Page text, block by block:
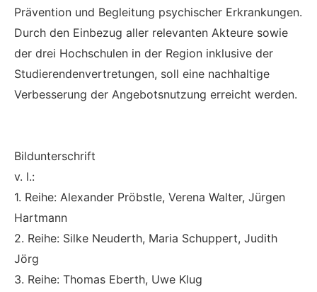
Prävention und Begleitung psychischer Erkrankungen.
Durch den Einbezug aller relevanten Akteure sowie
der drei Hochschulen in der Region inklusive der
Studierendenvertretungen, soll eine nachhaltige
Verbesserung der Angebotsnutzung erreicht werden.
Bildunterschrift
v. l.:
1. Reihe: Alexander Pröbstle, Verena Walter, Jürgen
Hartmann
2. Reihe: Silke Neuderth, Maria Schuppert, Judith
Jörg
3. Reihe: Thomas Eberth, Uwe Klug